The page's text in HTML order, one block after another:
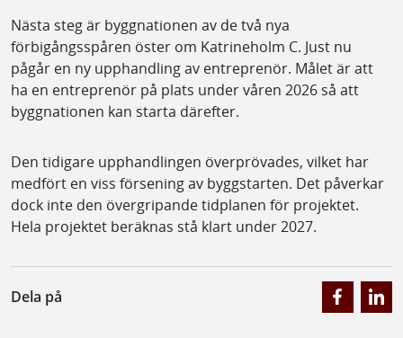
Nästa steg är byggnationen av de två nya
förbigångsspåren öster om Katrineholm C. Just nu
pågår en ny upphandling av entreprenör. Målet är att
ha en entreprenör på plats under våren 2026 så att
byggnationen kan starta därefter.
Den tidigare upphandlingen överprövades, vilket har
medfört en viss försening av byggstarten. Det påverkar
dock inte den övergripande tidplanen för projektet.
Hela projektet beräknas stå klart under 2027.
Dela på